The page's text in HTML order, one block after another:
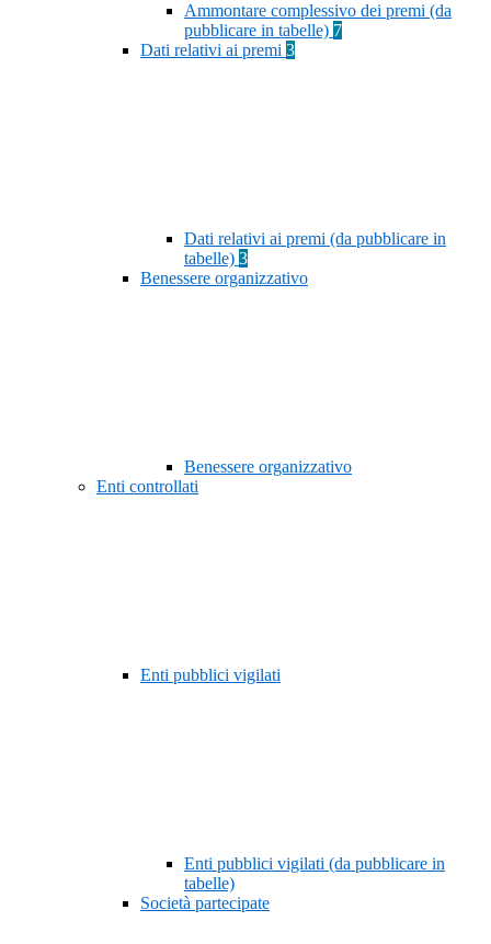
Ammontare complessivo dei premi (da
pubblicare in tabelle) 7
Dati relativi ai premi 3
Dati relativi ai premi (da pubblicare in
tabelle) 3
Benessere organizzativo
Benessere organizzativo
Enti controllati
Enti pubblici vigilati
Enti pubblici vigilati (da pubblicare in
tabelle)
Società partecipate